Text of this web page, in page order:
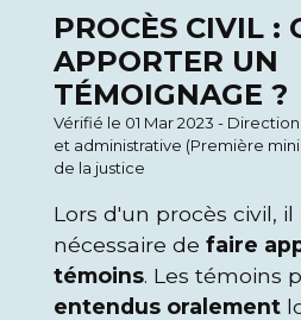
PROCÈS CIVIL :
APPORTER UN
TÉMOIGNAGE ?
Vérifié le 01 Mar 2023 -
et administrative (Première
de la justice
Lors d'un procès civil,
nécessaire de faire
témoins. Les témoins
entendus oralement